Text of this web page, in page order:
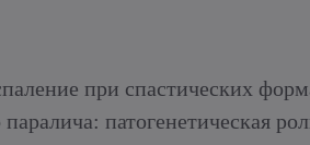
при спастических
патогенетическая